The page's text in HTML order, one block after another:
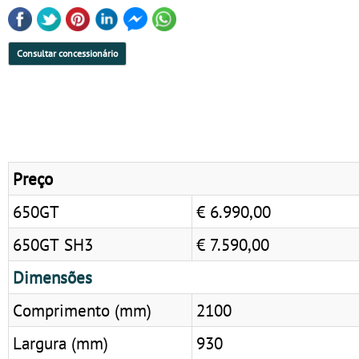
Consultar concessionário
Preço
650GT
€ 6.990,00
650GT SH3
€ 7.590,00
Dimensões
Comprimento (mm)
2100
Largura (mm)
930